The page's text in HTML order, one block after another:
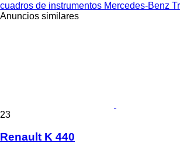
cuadros de instrumentos Mercedes-Benz
Anuncios similares
23
Renault K 440